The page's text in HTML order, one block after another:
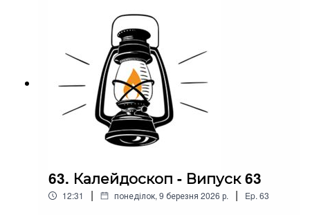
63. Калейдоскоп - Випуск 63
12:31 | понеділок, 9 березня 2026 р. | Ep. 63